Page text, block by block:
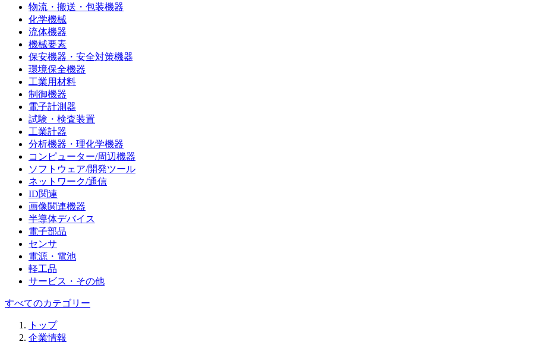
物流・搬送・包装機器
化学機械
流体機器
機械要素
保安機器・安全対策機器
環境保全機器
工業用材料
制御機器
電子計測器
試験・検査装置
工業計器
分析機器・理化学機器
コンピューター/周辺機器
ソフトウェア/開発ツール
ネットワーク/通信
ID関連
画像関連機器
半導体デバイス
電子部品
センサ
電源・電池
軽工品
サービス・その他
すべてのカテゴリー
トップ
企業情報